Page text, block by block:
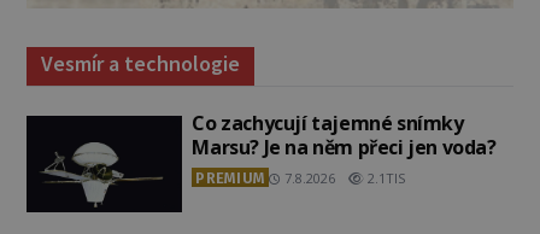
Vesmír a technologie
Co zachycují tajemné snímky
Marsu? Je na něm přeci jen voda?
PREMIUM 7.8.2026 2.1TIS